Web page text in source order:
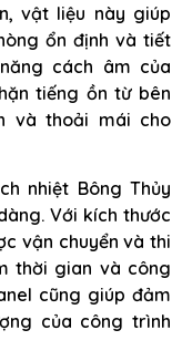
vật liệu này giúp
ổn định và tiết
cách âm của
tiếng ồn từ bên
và thoải mái cho
nhiệt Bông Thủy
Với kích thước
vận chuyển và thi
thời gian và công
cũng giúp đảm
của công trình